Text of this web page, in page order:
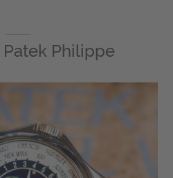
Patek Philippe